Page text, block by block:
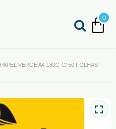
0
PAPEL VERGE A4 180G C/ 50 FOLHAS